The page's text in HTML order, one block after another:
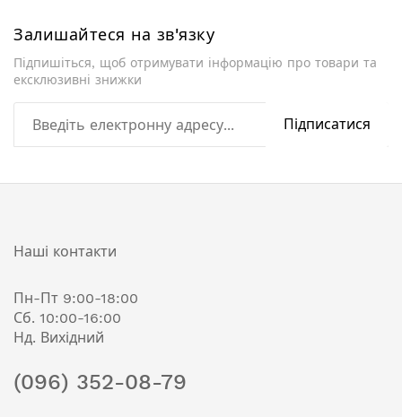
Залишайтеся на зв'язку
Підпишіться, щоб отримувати інформацію про товари та
ексклюзивні знижки
Підписатися
Наші контакти
Пн-Пт 9:00-18:00
Сб. 10:00-16:00
Нд. Вихідний
(096) 352-08-79